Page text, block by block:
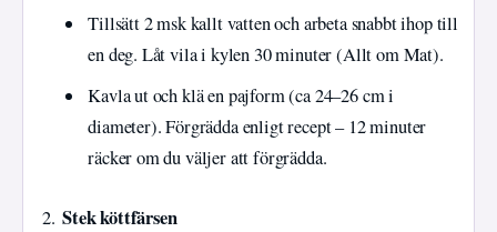
Tillsätt 2 msk kallt vatten och arbeta snabbt ihop till
en deg. Låt vila i kylen 30 minuter (Allt om Mat).
Kavla ut och klä en pajform (ca 24–26 cm i
diameter). Förgrädda enligt recept – 12 minuter
räcker om du väljer att förgrädda.
Stek köttfärsen